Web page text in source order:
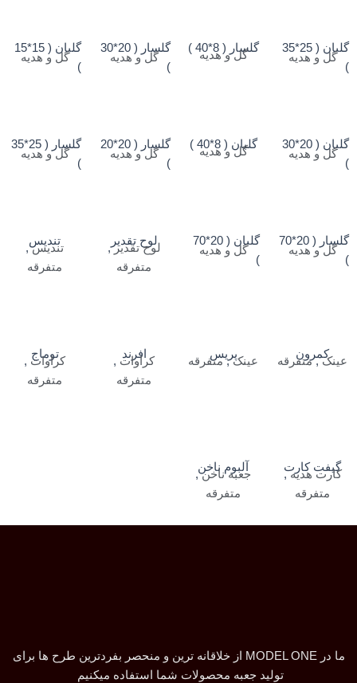
گلبان ( 25*35
)
گل و هدیه
گلسار ( 8*40 )
گل و هدیه
گلسار ( 20*30
)
گل و هدیه
گلبان ( 15*15
)
گل و هدیه
گلبان ( 20*30
)
گل و هدیه
گلبان ( 8*40 )
گل و هدیه
گلسار ( 20*20
)
گل و هدیه
گلسار ( 25*35
)
گل و هدیه
گلسار ( 20*70
)
گل و هدیه
گلبان ( 20*70
)
گل و هدیه
لوح تقدیر
لوح تقدیر,
متفرقه
تندیس
تندیس,
متفرقه
کمرون
عینک, متفرقه
پریس
عینک, متفرقه
افرند
کراوات ,
متفرقه
توماج
کراوات ,
متفرقه
گیفت کارت
کارت هدیه,
متفرقه
آلبوم ناخن
جعبه ناخن,
متفرقه
ما در MODEL ONE از خلاقانه ترین و منحصر بفردترین طرح ها برای
تولید جعبه محصولات شما استفاده میکنیم